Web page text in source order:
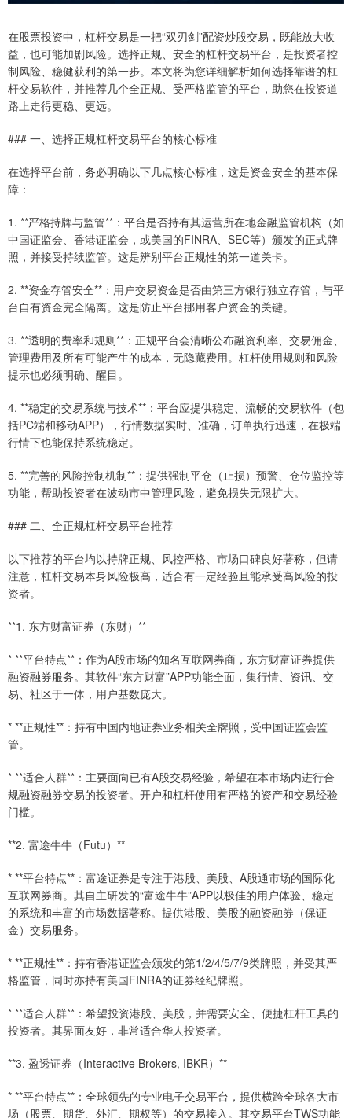
在股票投资中，杠杆交易是一把“双刃剑”配资炒股交易，既能放大收
益，也可能加剧风险。选择正规、安全的杠杆交易平台，是投资者控
制风险、稳健获利的第一步。本文将为您详细解析如何选择靠谱的杠
杆交易软件，并推荐几个全正规、受严格监管的平台，助您在投资道
路上走得更稳、更远。
### 一、选择正规杠杆交易平台的核心标准
在选择平台前，务必明确以下几点核心标准，这是资金安全的基本保
障：
1. **严格持牌与监管**：平台是否持有其运营所在地金融监管机构（如
中国证监会、香港证监会，或美国的FINRA、SEC等）颁发的正式牌
照，并接受持续监管。这是辨别平台正规性的第一道关卡。
2. **资金存管安全**：用户交易资金是否由第三方银行独立存管，与平
台自有资金完全隔离。这是防止平台挪用客户资金的关键。
3. **透明的费率和规则**：正规平台会清晰公布融资利率、交易佣金、
管理费用及所有可能产生的成本，无隐藏费用。杠杆使用规则和风险
提示也必须明确、醒目。
4. **稳定的交易系统与技术**：平台应提供稳定、流畅的交易软件（包
括PC端和移动APP），行情数据实时、准确，订单执行迅速，在极端
行情下也能保持系统稳定。
5. **完善的风险控制机制**：提供强制平仓（止损）预警、仓位监控等
功能，帮助投资者在波动市中管理风险，避免损失无限扩大。
### 二、全正规杠杆交易平台推荐
以下推荐的平台均以持牌正规、风控严格、市场口碑良好著称，但请
注意，杠杆交易本身风险极高，适合有一定经验且能承受高风险的投
资者。
**1. 东方财富证券（东财）**
* **平台特点**：作为A股市场的知名互联网券商，东方财富证券提供
融资融券服务。其软件“东方财富”APP功能全面，集行情、资讯、交
易、社区于一体，用户基数庞大。
* **正规性**：持有中国内地证券业务相关全牌照，受中国证监会监
管。
* **适合人群**：主要面向已有A股交易经验，希望在本市场内进行合
规融资融券交易的投资者。开户和杠杆使用有严格的资产和交易经验
门槛。
**2. 富途牛牛（Futu）**
* **平台特点**：富途证券是专注于港股、美股、A股通市场的国际化
互联网券商。其自主研发的“富途牛牛”APP以极佳的用户体验、稳定
的系统和丰富的市场数据著称。提供港股、美股的融资融券（保证
金）交易服务。
* **正规性**：持有香港证监会颁发的第1/2/4/5/7/9类牌照，并受其严
格监管，同时亦持有美国FINRA的证券经纪牌照。
* **适合人群**：希望投资港股、美股，并需要安全、便捷杠杆工具的
投资者。其界面友好，非常适合华人投资者。
**3. 盈透证券（Interactive Brokers, IBKR）**
* **平台特点**：全球领先的专业电子交易平台，提供横跨全球各大市
场（股票、期货、外汇、期权等）的交易接入。其交易平台TWS功能